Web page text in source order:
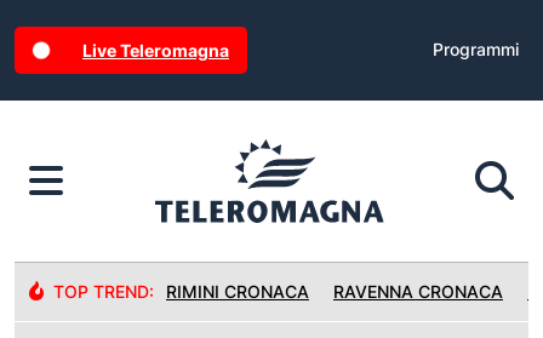
Live Teleromagna Programmi
TOP TREND: RIMINI CRONACA RAVENNA CRONACA